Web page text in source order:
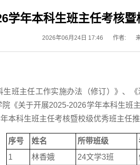
学年本科生班主任考核
2026年06月24日 17:46 作者:
生班主任工作实施办法（修订）》、
《关于开展2025-2026学年本科生班
本科生班主任考核暨校级优秀班主任推
序号 姓名 所带班级
1
林香娥 24文学3班